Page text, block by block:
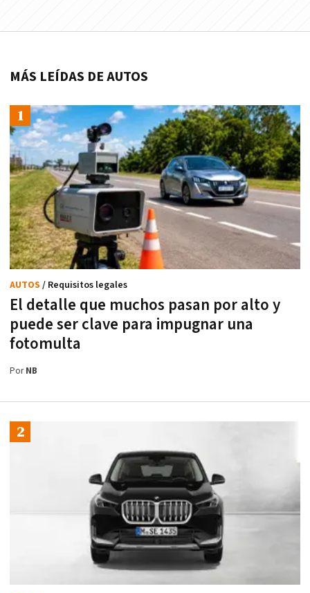
MÁS LEÍDAS DE AUTOS
El detalle que muchos pasan por alto y
puede ser clave para impugnar una
fotomulta
AUTOS / Requisitos legales
PorNB